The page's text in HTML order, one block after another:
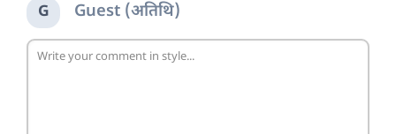
G Guest (अतिथि)